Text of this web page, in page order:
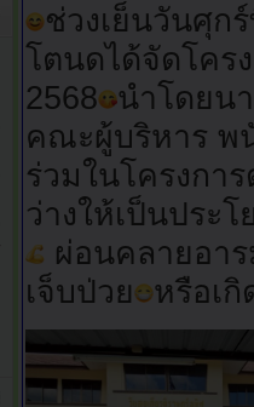
ช่วงเย็นวันศุก
โตนดได้จัดโคร
2568
นำโดยน
คณะผู้บริหาร พ
ร่วมในโครงกา
ว่างให้เป็นประ
ผ่อนคลายอา
เจ็บป่วย
หรือเกิ